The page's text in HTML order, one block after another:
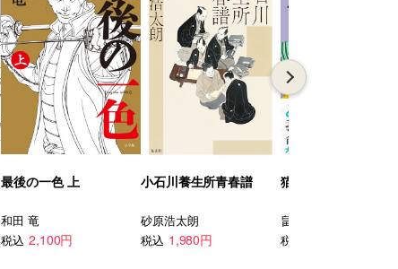
最後の一色 上
和田 竜
税込 2,100円
小石川養生所青春譜
砂原浩太朗
税込 1,980円
猫君 りんねの輪
畠中 恵
税込